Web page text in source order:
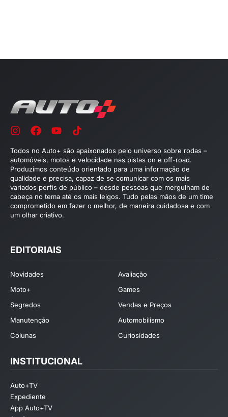
Todos no Auto+ são apaixonados pelo universo sobre rodas –
automóveis, motos e velocidade nas pistas on e off-road.
Produzimos conteúdo orientado para uma informação de
qualidade e precisa, capaz de se comunicar com os mais
variados perfis de público – desde pessoas que mergulham de
cabeça no tema até os mais leigos. Tudo pelas mãos de um time
comprometido em fazer o melhor, de maneira cuidadosa e com
um olhar criativo.
EDITORIAIS
Novidades
Avaliação
Moto+
Games
Segredos
Vendas e Preços
Manutenção
Automobilismo
Colunas
Curiosidades
INSTITUCIONAL
Auto+TV
Expediente
App Auto+TV